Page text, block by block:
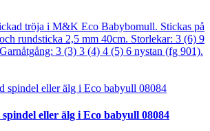
tröja i M&K Eco Babybomull. Stickas på
rundsticka 2,5 mm 40cm. Storlekar: 3 (6) 9
3 (3) 3 (4) 4 (5) 6 nystan (fg 901).
eller älg i Eco babyull 08084